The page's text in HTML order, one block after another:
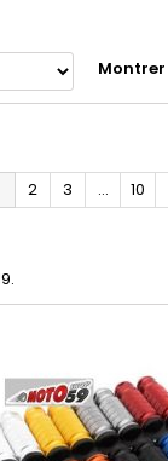
Montrer
2 3 ... 10